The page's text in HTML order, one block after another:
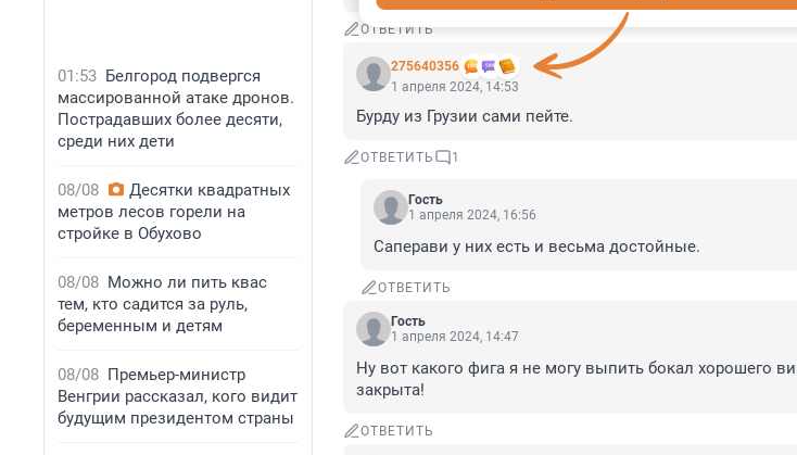
01:53 Белгород подвергся
массированной атаке дронов.
Пострадавших более десяти,
среди них дети
08/08
Десятки квадратных
метров лесов горели на
стройке в Обухово
08/08 Можно ли пить квас
тем, кто садится за руль,
беременным и детям
08/08 Премьер-министр
Венгрии рассказал, кого видит
будущим президентом страны
ОТВЕТИТЬ
275640356
1 апреля 2024, 14:53
Бурду из Грузии сами пейте.
ОТВЕТИТЬ 1
Гость
1 апреля 2024, 16:56
Саперави у них есть и весьма достойные.
ОТВЕТИТЬ
Гость
1 апреля 2024, 14:47
Ну вот какого фига я не могу выпить бокал хорошего
закрыта!
ОТВЕТИТЬ